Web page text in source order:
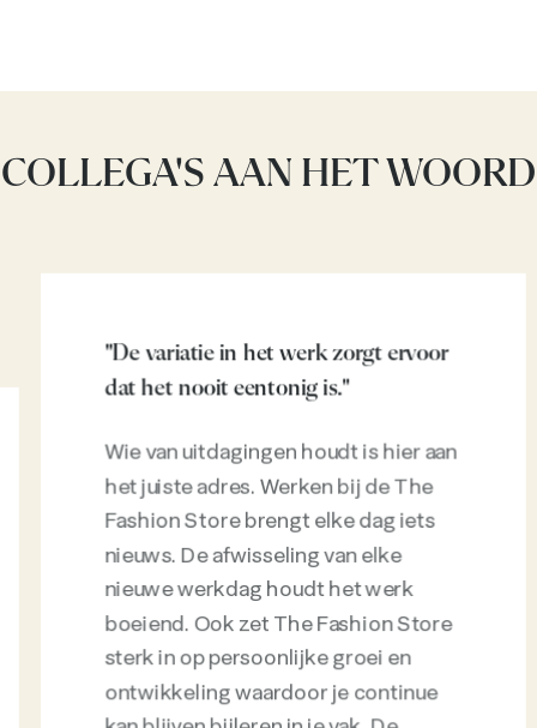
COLLEGA'S AAN HET WOORD
"De variatie in het werk zorgt ervoor
dat het nooit eentonig is."
Wie van uitdagingen houdt is hier aan
het juiste adres. Werken bij de The
Fashion Store brengt elke dag iets
nieuws. De afwisseling van elke
nieuwe werkdag houdt het werk
boeiend. Ook zet The Fashion Store
sterk in op persoonlijke groei en
ontwikkeling waardoor je continue